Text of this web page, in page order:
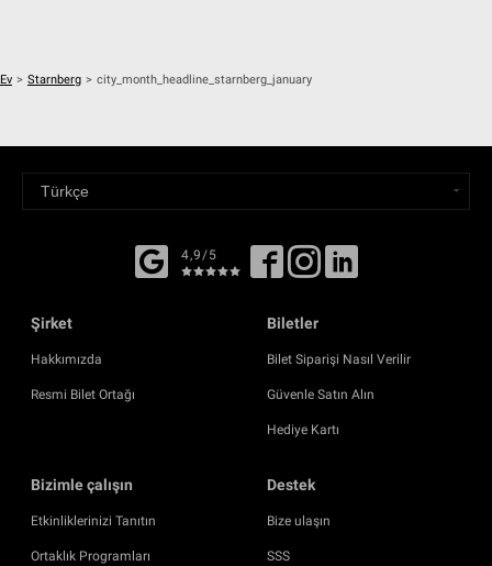
Ev > Starnberg > city_month_headline_starnberg_january
4,9/5
Şirket
Hakkımızda
Resmi Bilet Ortağı
Biletler
Bilet Siparişi Nasıl Verilir
Güvenle Satın Alın
Hediye Kartı
Bizimle çalışın
Etkinliklerinizi Tanıtın
Ortaklık Programları
Destek
Bize ulaşın
SSS